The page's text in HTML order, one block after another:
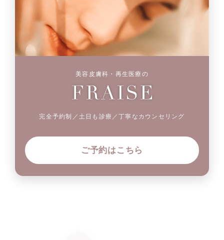
美容皮膚科・再生医療の
完全予約制／土日も診療／丁寧なカウンセリング
ご予約はこちら